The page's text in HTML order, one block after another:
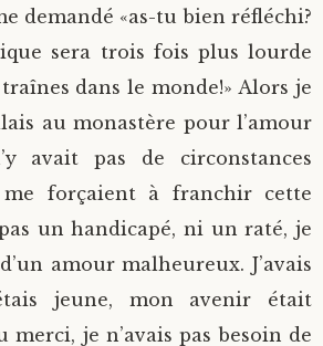
demandé «as-tu bien réfléchi?
sera trois fois plus lourde
dans le monde!» Alors je
au monastère pour l’amour
avait pas de circonstances
forçaient à franchir cette
un handicapé, ni un raté, je
amour malheureux. J’avais
jeune, mon avenir était
merci, je n’avais pas besoin de